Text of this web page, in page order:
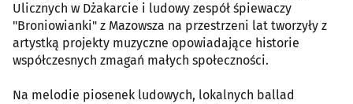
Ulicznych w Dżakarcie i ludowy zespół śpiewaczy
"Broniowianki" z Mazowsza na przestrzeni lat tworzyły z
artystką projekty muzyczne opowiadające historie
współczesnych zmagań małych społeczności.
Na melodie piosenek ludowych, lokalnych ballad